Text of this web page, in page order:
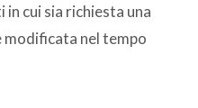
cui sia richiesta una
modificata nel tempo